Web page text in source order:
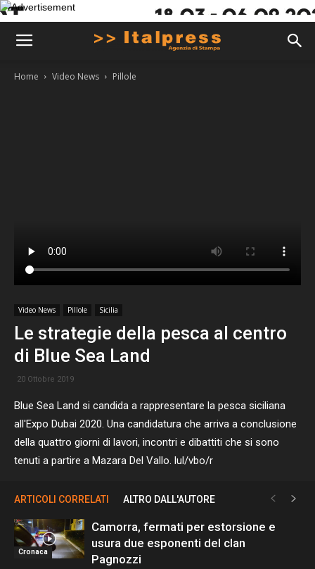
Home Video News Pillole
Video News Pillole Sicilia
Le strategie della pesca al centro
di Blue Sea Land
20 Ottobre 2019
Blue Sea Land si candida a rappresentare la pesca siciliana
all'Expo Dubai 2020. Una candidatura che arriva a conclusione
della quattro giorni di lavori, incontri e dibattiti che si sono
tenuti a partire a Mazara Del Vallo. lul/vbo/r
ARTICOLI CORRELATI ALTRO DALL'AUTORE
Cronaca
Camorra, fermati per estorsione e
usura due esponenti del clan
Pagnozzi